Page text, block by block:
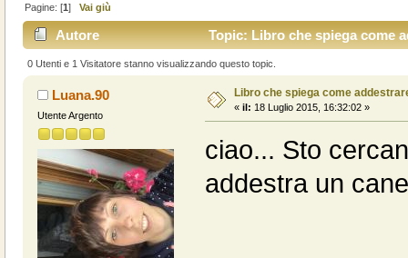
Pagine: [1]Vai giù
Autore Topic: Libro che spiega come
0 Utenti e 1 Visitatore stanno visualizzando questo topic.
Luana.90
Utente Argento
Libro che spiega come
« il: 18 Luglio 2015, 16:32:02 »
ciao... Sto
addestra un